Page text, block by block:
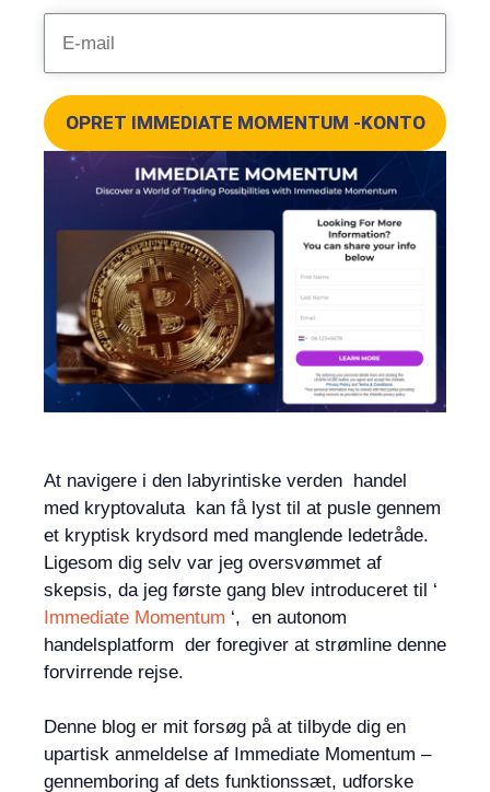
OPRET IMMEDIATE MOMENTUM -KONTO
At navigere i den labyrintiske verden handel
med kryptovaluta kan få lyst til at pusle gennem
et kryptisk krydsord med manglende ledetråde.
Ligesom dig selv var jeg oversvømmet af
skepsis, da jeg første gang blev introduceret til ‘
Immediate Momentum ‘, en autonom
handelsplatform der foregiver at strømline denne
forvirrende rejse.
Denne blog er mit forsøg på at tilbyde dig en
upartisk anmeldelse af Immediate Momentum –
gennemboring af dets funktionssæt, udforske